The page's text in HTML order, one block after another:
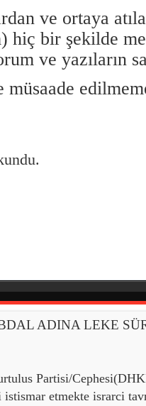
ve ortaya
hiç bir şekilde
ve yazıların
ADINA LEKE
Partisi/
etmekte israrci